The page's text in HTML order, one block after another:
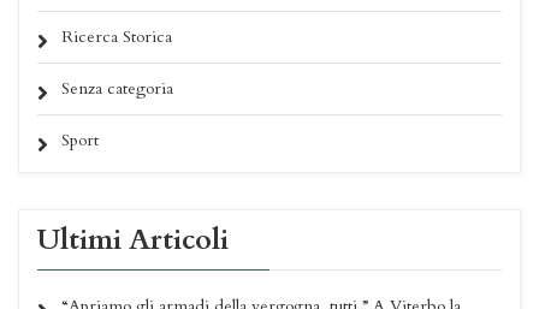
Ricerca Storica
Senza categoria
Sport
Ultimi Articoli